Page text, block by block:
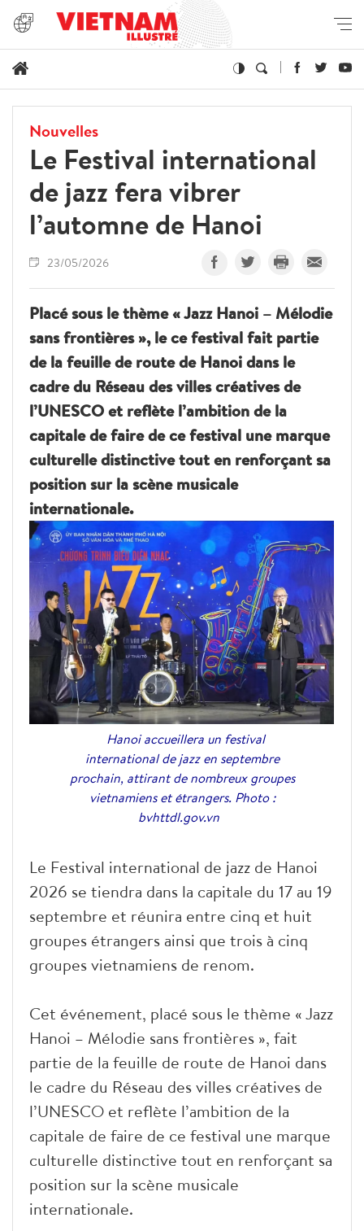
Nouvelles
Le Festival international
de jazz fera vibrer
l’automne de Hanoi
23/05/2026
Placé sous le thème « Jazz Hanoi – Mélodie
sans frontières », le ce festival fait partie
de la feuille de route de Hanoi dans le
cadre du Réseau des villes créatives de
l’UNESCO et reflète l’ambition de la
capitale de faire de ce festival une marque
culturelle distinctive tout en renforçant sa
position sur la scène musicale
internationale.
Hanoi accueillera un festival
international de jazz en septembre
prochain, attirant de nombreux groupes
vietnamiens et étrangers. Photo :
bvhttdl.gov.vn
Le Festival international de jazz de Hanoi
2026 se tiendra dans la capitale du 17 au 19
septembre et réunira entre cinq et huit
groupes étrangers ainsi que trois à cinq
groupes vietnamiens de renom.
Cet événement, placé sous le thème « Jazz
Hanoi – Mélodie sans frontières », fait
partie de la feuille de route de Hanoi dans
le cadre du Réseau des villes créatives de
l’UNESCO et reflète l’ambition de la
capitale de faire de ce festival une marque
culturelle distinctive tout en renforçant sa
position sur la scène musicale
internationale.